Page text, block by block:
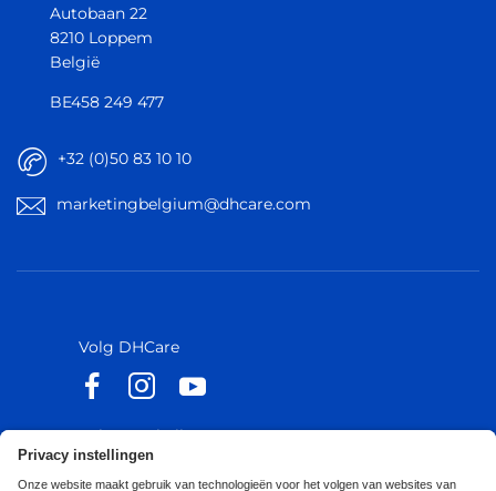
Autobaan 22
8210 Loppem
België
BE458 249 477
+32 (0)50 83 10 10
marketingbelgium@dhcare.com
Volg DHCare
Volg Küschall